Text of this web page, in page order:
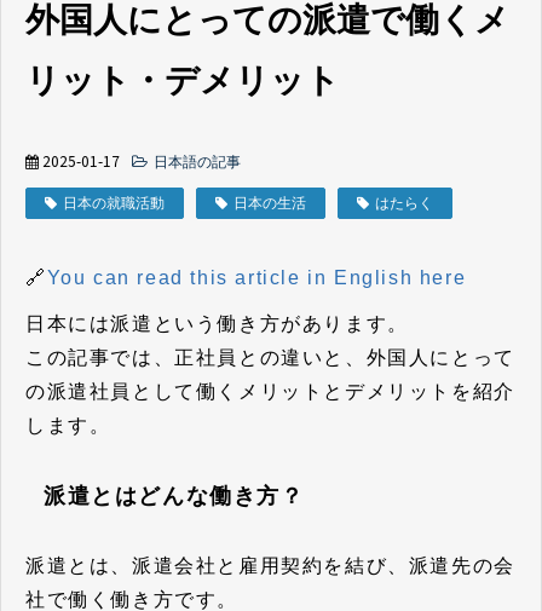
外国人にとっての派遣で働くメ
リット・デメリット
2025-01-17 日本語の記事
日本の就職活動 日本の生活 はたらく
🔗You can read this article in English here
日本には派遣という働き方があります。
この記事では、正社員との違いと、外国人にとって
の派遣社員として働くメリットとデメリットを紹介
します。
派遣とはどんな働き方？
派遣とは、派遣会社と雇用契約を結び、派遣先の会
社で働く働き方です。